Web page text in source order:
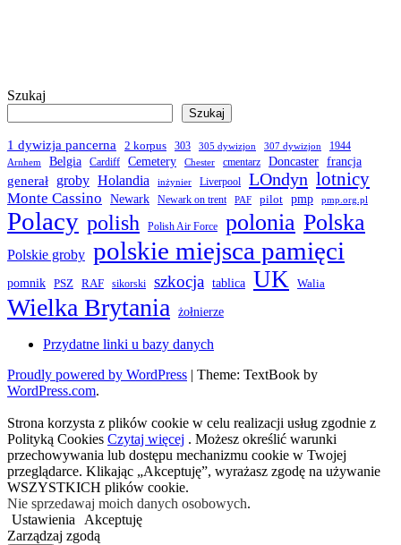
Szukaj
Szukaj
1 dywizja pancerna 2 korpus 303 305 dywizjon 307 dywizjon 1944
Arnhem Belgia Cardiff Cemetery Chester cmentarz Doncaster francja
generał
groby Holandia inżynier Liverpool LOndyn lotnicy
Monte Cassino Newark Newark on trent PAF pilot pmp pmp.org.pl
Polacy polish Polish Air Force polonia Polska
Polskie groby polskie miejsca pamięci
pomnik PSZ RAF sikorski szkocja tablica UK Walia
Wielka Brytania żołnierze
Przydatne linki u bazy danych
Proudly powered by WordPress | Theme: TextBook by
WordPress.com.
Strona korzysta z plików cookie w celu realizacji usług zgodnie z
Polityką Cookies Czytaj więcej . Możesz określić warunki
przechowywania lub dostępu mechanizmu cookie w Twojej
przeglądarce. Klikając „Akceptuję”, wyrażasz zgodę na używanie
WSZYSTKICH plików cookie.
Nie sprzedawaj moich danych osobowych.
Ustawienia
Akceptuję
Zarządzaj zgodą